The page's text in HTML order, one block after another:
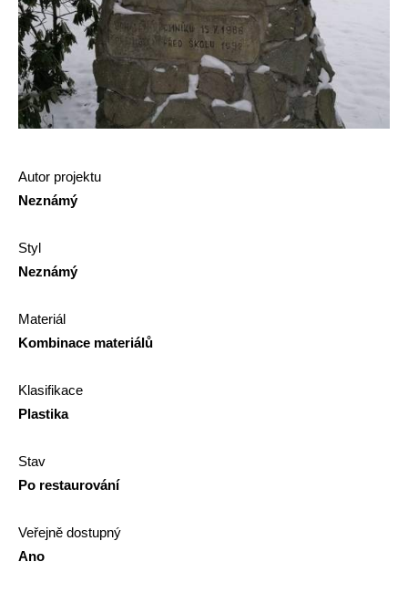
Autor projektu
Neznámý
Styl
Neznámý
Materiál
Kombinace materiálů
Klasifikace
Plastika
Stav
Po restaurování
Veřejně dostupný
Ano